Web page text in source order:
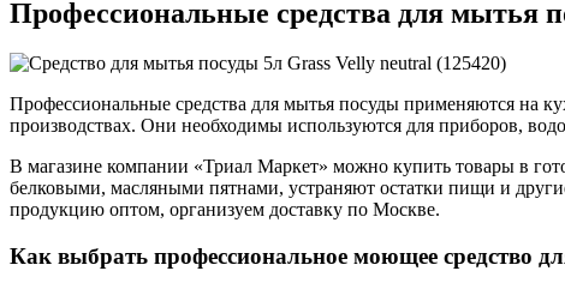
Профессиональные средства для мытья
Профессиональные средства для мытья посуды применяются на
производствах. Они необходимы используются для приборов,
В магазине компании «Триал Маркет» можно купить товары в
белковыми, масляными пятнами, устраняют остатки пищи и
продукцию оптом, организуем доставку по Москве.
Как выбрать профессиональное моющее средство